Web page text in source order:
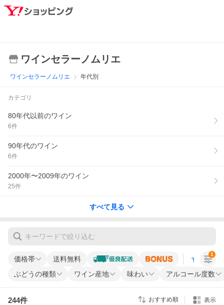
ワインセラーノムリエ
ワインセラーノムリエ 年代別
カテゴリ
80年代以前のワイン
6件
90年代のワイン
6件
2000年〜2009年のワイン
25件
すべて見る
価格帯 送料無料 すべての条
ぶどうの種類 ワイン産地 味わい アルコール度数
1
244件 おすすめ順 表示